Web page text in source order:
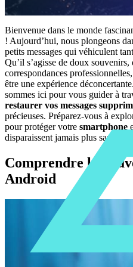
Bienvenue dans le monde
! Aujourd’hui, nous plongeons
petits messages qui véhiculent
Qu’il s’agisse de doux
correspondances
être une expérience
sommes ici pour vous guider à
restaurer vos messages
précieuses. Préparez-vous à
pour protéger votre smartphone
disparaissent jamais plus sans
Comprendre la
Android